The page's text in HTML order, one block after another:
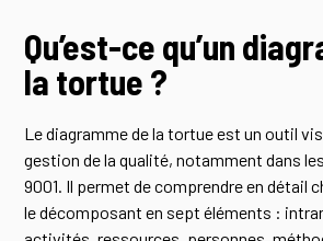
Qu’est-ce qu’un
la tortue ?
Le diagramme de la tortue est un outil
gestion de la qualité, notamment dans
9001. Il permet de comprendre en détail
le décomposant en sept éléments :